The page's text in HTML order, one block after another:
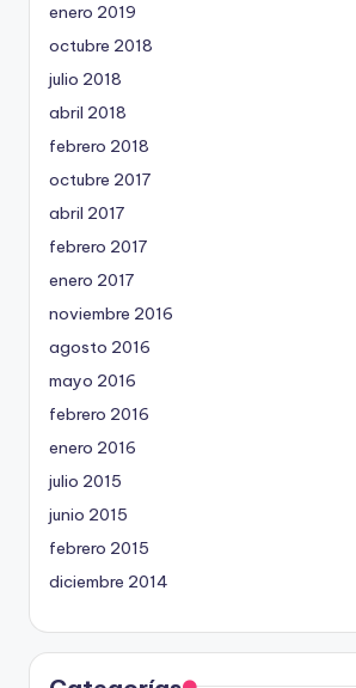
enero 2019
octubre 2018
julio 2018
abril 2018
febrero 2018
octubre 2017
abril 2017
febrero 2017
enero 2017
noviembre 2016
agosto 2016
mayo 2016
febrero 2016
enero 2016
julio 2015
junio 2015
febrero 2015
diciembre 2014